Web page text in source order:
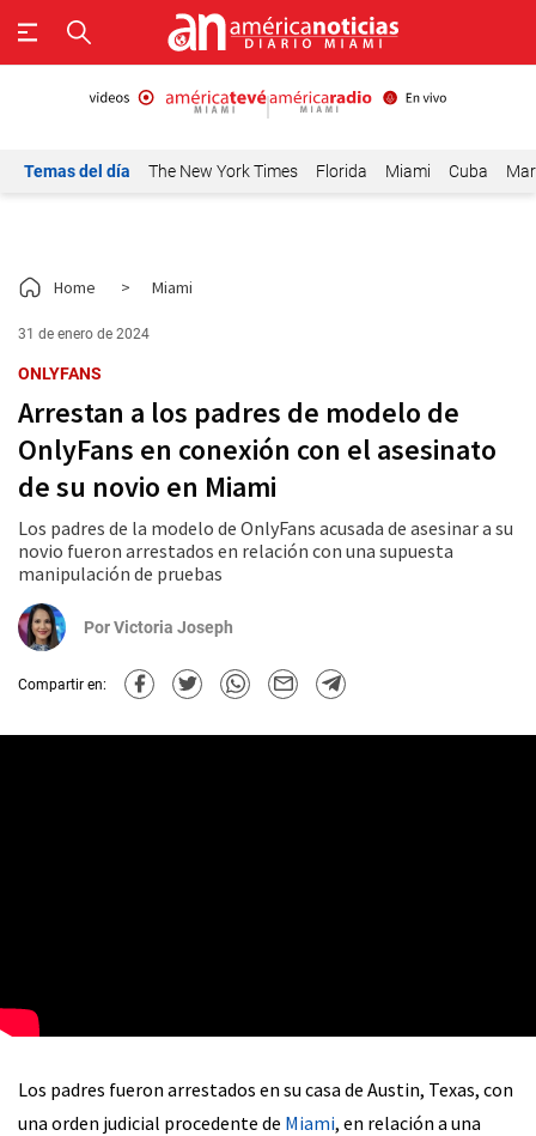
Temas del día The New York Times Florida Miami Cuba
Home > Miami
31 de enero de 2024
ONLYFANS
Arrestan a los padres de modelo de
OnlyFans en conexión con el asesinato
de su novio en Miami
Los padres de la modelo de OnlyFans acusada de asesinar a su
novio fueron arrestados en relación con una supuesta
manipulación de pruebas
PorVictoria Joseph
Compartir en:
Los padres fueron arrestados en su casa de Austin, Texas, con
una orden judicial procedente de Miami, en relación a una